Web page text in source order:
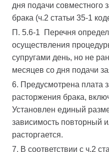
дня подачи совместного
брака (ч.2 статьи 35-1
П. 5.6-1 Перечня
осуществления
супругами день, но не
месяцев со дня подачи
6. Предусмотрена плата
расторжения брака,
Установлен единый
зависимость повторный
расторгается.
7. В соответствии с ч.2